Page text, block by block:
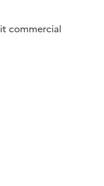
commercial